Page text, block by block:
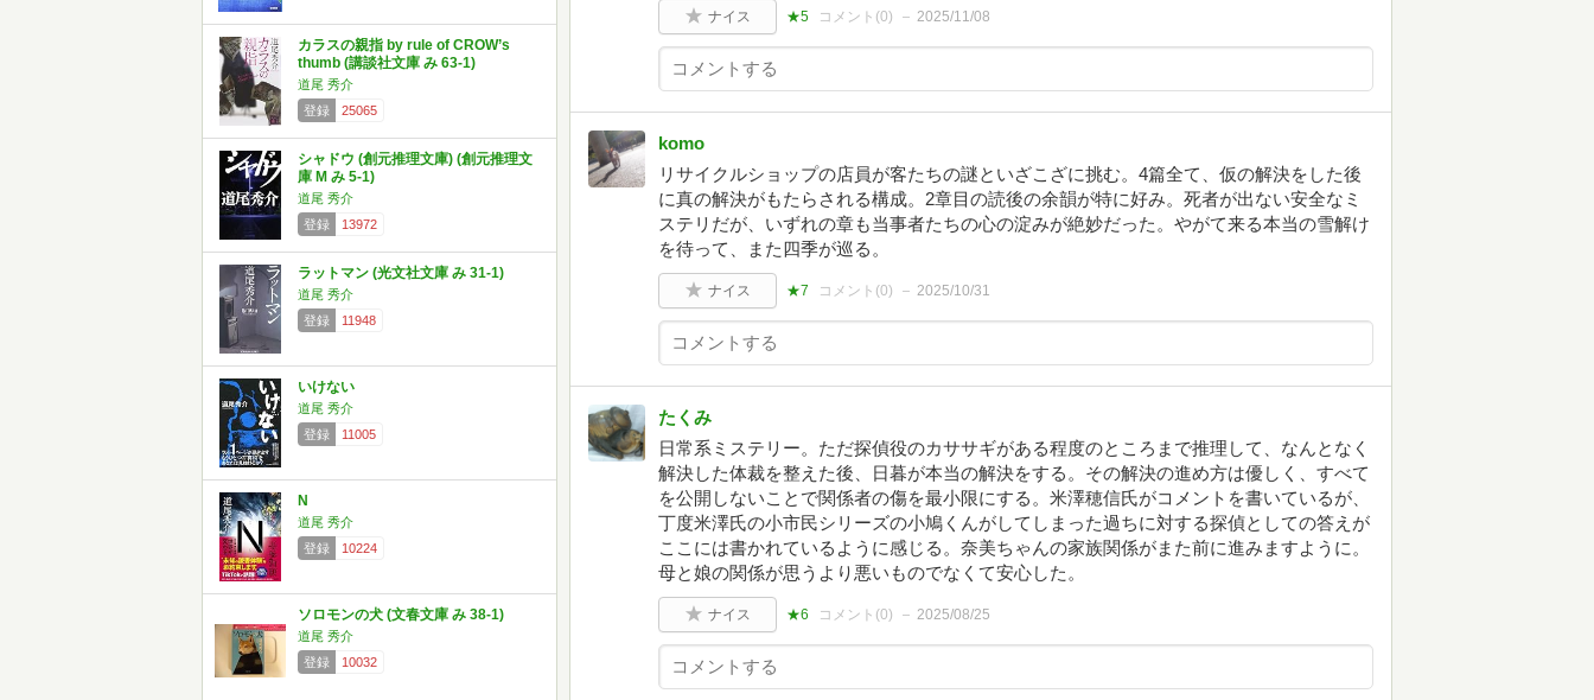
カラスの親指 by rule of CROW’s
thumb (講談社文庫 み 63-1)
道尾 秀介
登録
25065
シャドウ (創元推理文庫) (創元推理文
庫 M み 5-1)
道尾 秀介
登録
13972
ラットマン (光文社文庫 み 31-1)
道尾 秀介
登録
11948
いけない
道尾 秀介
登録
11005
N
道尾 秀介
登録
10224
ソロモンの犬 (文春文庫 み 38-1)
道尾 秀介
登録
10032
ナイス ★5 コメント(0) 2025/11/08
komo
リサイクルショップの店員が客たちの謎といざこざに挑む。4篇全て、仮の解決をした後
に真の解決がもたらされる構成。2章目の読後の余韻が特に好み。死者が出ない安全なミ
ステリだが、いずれの章も当事者たちの心の淀みが絶妙だった。やがて来る本当の雪解け
を待って、また四季が巡る。
ナイス ★7 コメント(0) 2025/10/31
たくみ
日常系ミステリー。ただ探偵役のカササギがある程度のところまで推理して、なんとなく
解決した体裁を整えた後、日暮が本当の解決をする。その解決の進め方は優しく、すべて
を公開しないことで関係者の傷を最小限にする。米澤穂信氏がコメントを書いているが、
丁度米澤氏の小市民シリーズの小鳩くんがしてしまった過ちに対する探偵としての答えが
ここには書かれているように感じる。奈美ちゃんの家族関係がまた前に進みますように。
母と娘の関係が思うより悪いものでなくて安心した。
ナイス ★6 コメント(0) 2025/08/25